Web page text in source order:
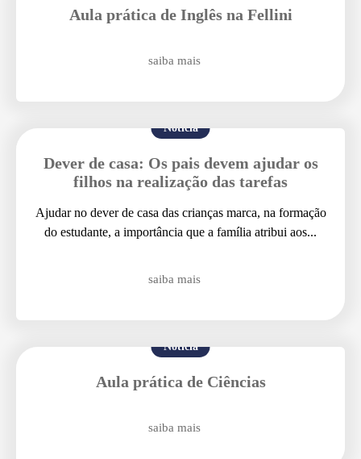
Aula prática de Inglês na Fellini
saiba mais
Notícia
Dever de casa: Os pais devem ajudar os
filhos na realização das tarefas
Ajudar no dever de casa das crianças marca, na formação
do estudante, a importância que a família atribui aos...
saiba mais
Notícia
Aula prática de Ciências
saiba mais
Agende uma visita